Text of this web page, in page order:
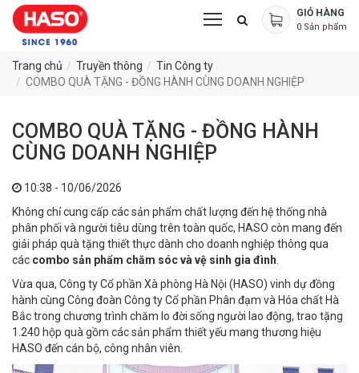
GIỎ HÀNG
0 Sản phẩm
Trang chủ Truyền thông
Tin Công ty
COMBO QUÀ TẶNG - ĐỒNG HÀNH CÙNG DOANH NGHIỆP
COMBO QUÀ TẶNG - ĐỒNG HÀNH
CÙNG DOANH NGHIỆP
10:38 - 10/06/2026
Không chỉ cung cấp các sản phẩm chất lượng đến hệ thống nhà
phân phối và người tiêu dùng trên toàn quốc, HASO còn mang đến
giải pháp quà tặng thiết thực dành cho doanh nghiệp thông qua
các combo sản phẩm chăm sóc và vệ sinh gia đình
Vừa qua, Công ty Cổ phần Xà phòng Hà Nội (HASO) vinh dự đồng
hành cùng Công đoàn Công ty Cổ phần Phân đạm và Hóa chất Hà
Bắc trong chương trình chăm lo đời sống người lao động, trao tặng
1.240 hộp quà gồm các sản phẩm thiết yếu mang thương hiệu
HASO đến cán bộ, công nhân viên.